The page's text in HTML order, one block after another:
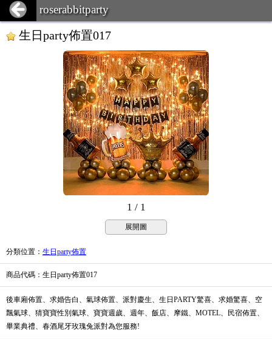
roserabbitparty
生日party佈置017
1 / 1
展開圖
分類位置 ： 生日party佈置
商品代碼 ：生日party佈置017
後車廂佈置、求婚告白、氣球佈置、派對慶生、生日PARTY驚喜、求婚驚喜、空
飄氣球、猜寶寶性別氣球、寶寶週歲、週年、飯店、摩鐵、MOTEL、民宿佈置、
畢業典禮、春酒尾牙玫瑰兔派對為您服務!